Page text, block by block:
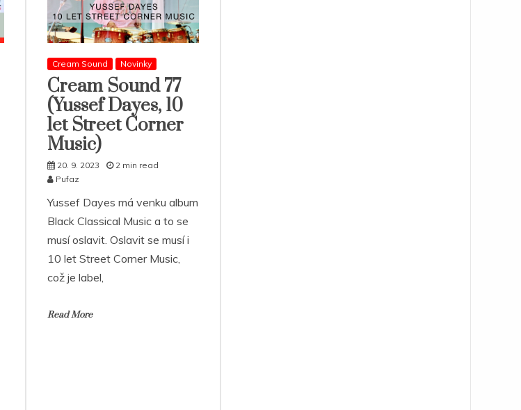
Cream Sound Novinky
Cream Sound 77
(Yussef Dayes, 10
let Street Corner
Music)
20. 9. 2023
2 min read
Pufaz
Yussef Dayes má venku album
Black Classical Music a to se
musí oslavit. Oslavit se musí i
10 let Street Corner Music,
což je label,
Read More